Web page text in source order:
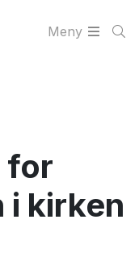
Meny
for
i kirken